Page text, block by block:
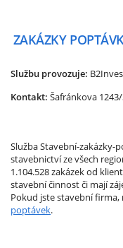
ZAKÁZKY
Službu provozuje:
Kontakt: Šafránkova
Služba Stavební-zakázky-
stavebnictví ze všech
1.104.528 zakázek od
stavební činnost či mají
Pokud jste stavební firma,
poptávek.